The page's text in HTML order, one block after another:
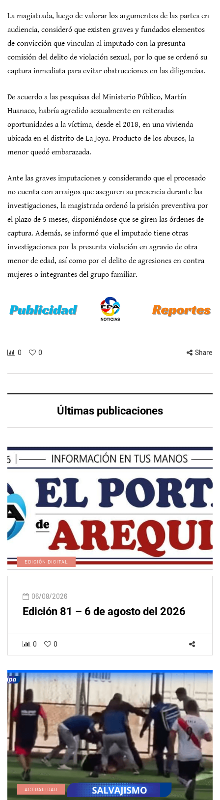
La magistrada, luego de valorar los argumentos de las partes en
audiencia, consideró que existen graves y fundados elementos
de convicción que vinculan al imputado con la presunta
comisión del delito de violación sexual, por lo que se ordenó su
captura inmediata para evitar obstrucciones en las diligencias.
De acuerdo a las pesquisas del Ministerio Público, Martín
Huanaco, habría agredido sexualmente en reiteradas
oportunidades a la víctima, desde el 2018, en una vivienda
ubicada en el distrito de La Joya. Producto de los abusos, la
menor quedó embarazada.
Ante las graves imputaciones y considerando que el procesado
no cuenta con arraigos que aseguren su presencia durante las
investigaciones, la magistrada ordenó la prisión preventiva por
el plazo de 5 meses, disponiéndose que se giren las órdenes de
captura. Además, se informó que el imputado tiene otras
investigaciones por la presunta violación en agravio de otra
menor de edad, así como por el delito de agresiones en contra
mujeres o integrantes del grupo familiar.
0 0 Share
Últimas publicaciones
EDICIÓN DIGITAL
06/08/2026
Edición 81 – 6 de agosto del 2026
0 0
ACTUALIDAD